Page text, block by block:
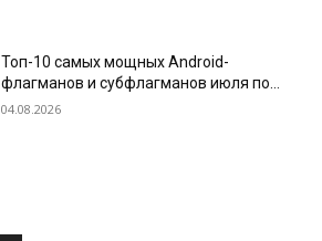
Топ-10 самых мощных Android-
флагманов и субфлагманов июля по
версии AnTuTu
04.08.2026